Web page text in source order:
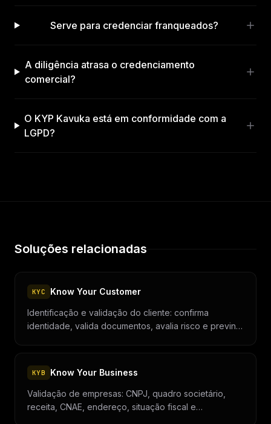
Serve para credenciar franqueados?
A diligência atrasa o credenciamento
comercial?
O KYP Kavuka está em conformidade com a
LGPD?
Soluções relacionadas
KYC Know Your Customer
Identificação e validação do cliente: confirma
identidade, valida documentos, avalia risco e previne
KYB Know Your Business
Validação de empresas: CNPJ, quadro societário,
receita, CNAE, endereço, situação fiscal e